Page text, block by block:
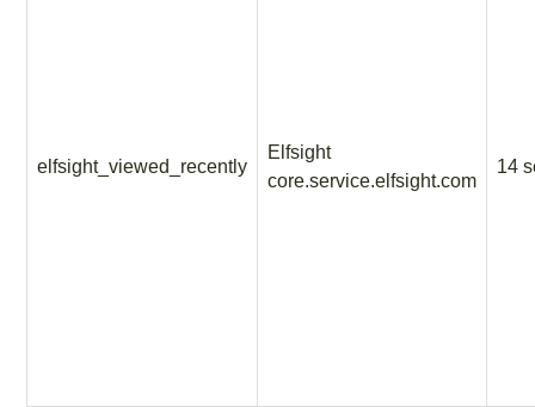
elfsight_viewed_recently
Elfsight
core.service.elfsight.com
14